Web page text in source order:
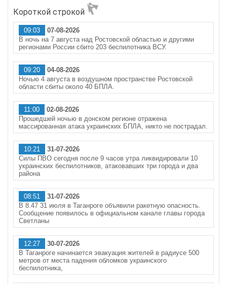
Короткой строкой
09:03
07-08-2026
В ночь на 7 августа над Ростовской областью и другими
регионами России сбито 203 беспилотника ВСУ.
09:20
04-08-2026
Ночью 4 августа в воздушном пространстве Ростовской
области сбиты около 40 БПЛА.
11:00
02-08-2026
Прошедшей ночью в донском регионе отражена
массированная атака украинских БПЛА, никто не пострадал.
10:21
31-07-2026
Силы ПВО сегодня после 9 часов утра ликвидировали 10
украинских беспилотников, атаковавших три города и два
района
08:51
31-07-2026
В 8.47 31 июля в Таганроге объявили ракетную опасность.
Сообщение появилось в официальном канале главы города
Светланы
12:27
30-07-2026
В Таганроге начинается эвакуация жителей в радиусе 500
метров от места падения обломков украинского
беспилотника,